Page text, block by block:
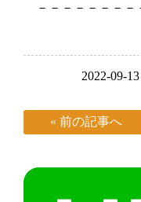
－－－－－－－－
2022-09-13
« 前の記事へ